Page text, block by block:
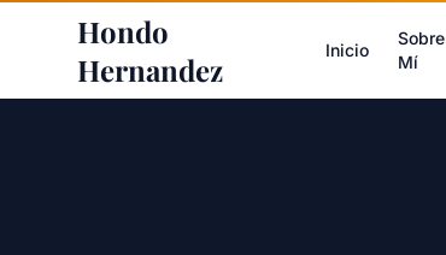
Hondo
Hernandez
Inicio
Sobre
Mí